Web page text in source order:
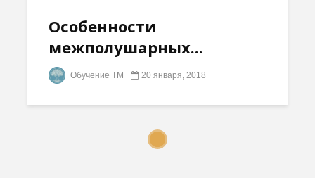
Особенности
межполушарных...
Обучение ТМ 20 января, 2018
ЭКСПЕРТЫ О ТМ